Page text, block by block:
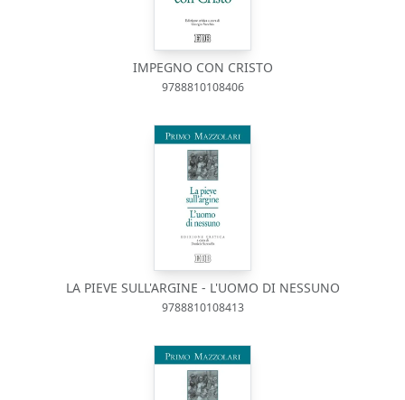
IMPEGNO CON CRISTO
9788810108406
LA PIEVE SULL'ARGINE - L'UOMO DI NESSUNO
9788810108413